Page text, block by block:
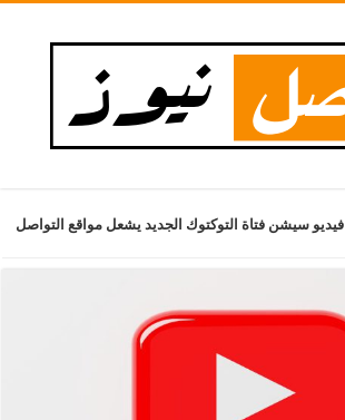
فيديو سيشن فتاة التوكتوك الجديد يشعل مواقع التواصل